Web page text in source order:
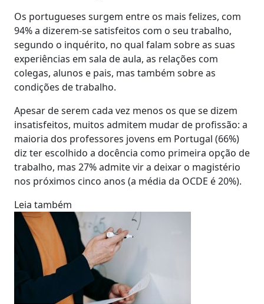
Os portugueses surgem entre os mais felizes, com
94% a dizerem-se satisfeitos com o seu trabalho,
segundo o inquérito, no qual falam sobre as suas
experiências em sala de aula, as relações com
colegas, alunos e pais, mas também sobre as
condições de trabalho.
Apesar de serem cada vez menos os que se dizem
insatisfeitos, muitos admitem mudar de profissão: a
maioria dos professores jovens em Portugal (66%)
diz ter escolhido a docência como primeira opção de
trabalho, mas 27% admite vir a deixar o magistério
nos próximos cinco anos (a média da OCDE é 20%).
Leia também